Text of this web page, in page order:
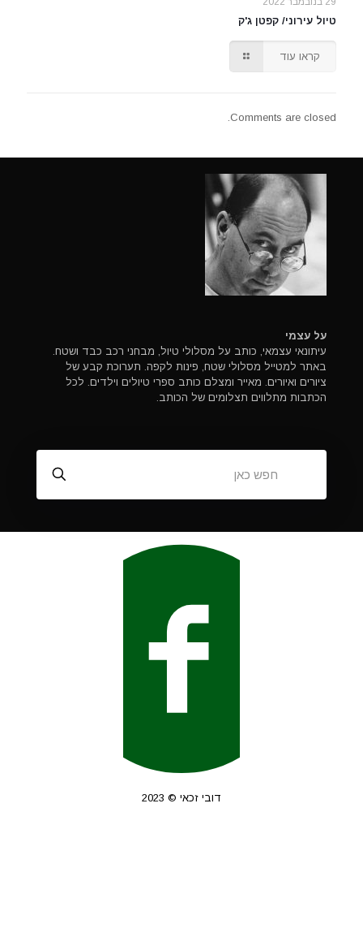
טיול עירוני/ קפטן ג'ק
קראו עוד
Comments are closed.
על עצמי
עיתונאי עצמאי, כותב על מסלולי טיול, מבחני רכב כבד ושטח.
באתר למטייל מסלולי שטח, פינות לקפה. תערוכת קבע של
ציורים ואיורים. מאייר ומצלם כותב ספרי טיולים וילדים. לכל
הכתבות מתלווים תצלומים של הכותב.
דובי זכאי © 2023